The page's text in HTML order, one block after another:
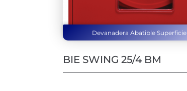
Devanadera Abatible Superficie
BIE SWING 25/4 BM